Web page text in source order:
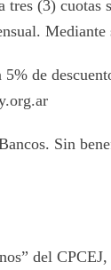
(3) cuotas
de
Sin
del